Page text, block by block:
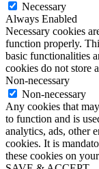
Necessary
Always Enabled
Necessary cookies
function properly.
basic functionalities
cookies do not store
Non-necessary
Non-necessary
Any cookies that
to function and is
analytics, ads, other
cookies. It is
these cookies on